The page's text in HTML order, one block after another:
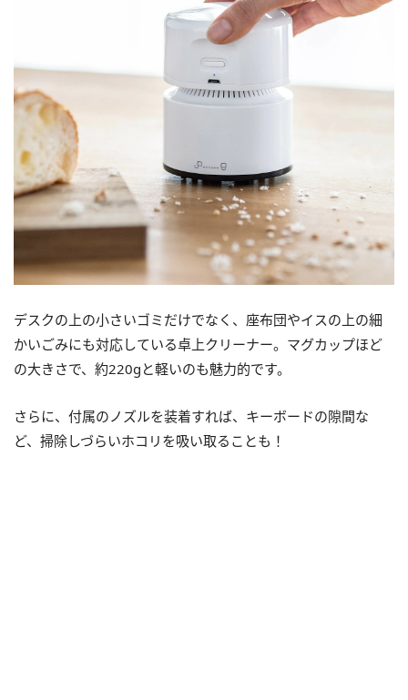
デスクの上の小さいゴミだけでなく、座布団やイスの上の細
かいごみにも対応している卓上クリーナー。マグカップほど
の大きさで、約220gと軽いのも魅力的です。
さらに、付属のノズルを装着すれば、キーボードの隙間な
ど、掃除しづらいホコリを吸い取ることも！